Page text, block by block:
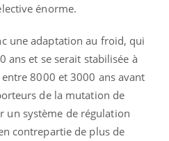
énorme.
une adaptation au froid, qui
ans et se serait stabilisée à
entre 8000 et 3000 ans avant
de la mutation de
un système de régulation
contrepartie de plus de